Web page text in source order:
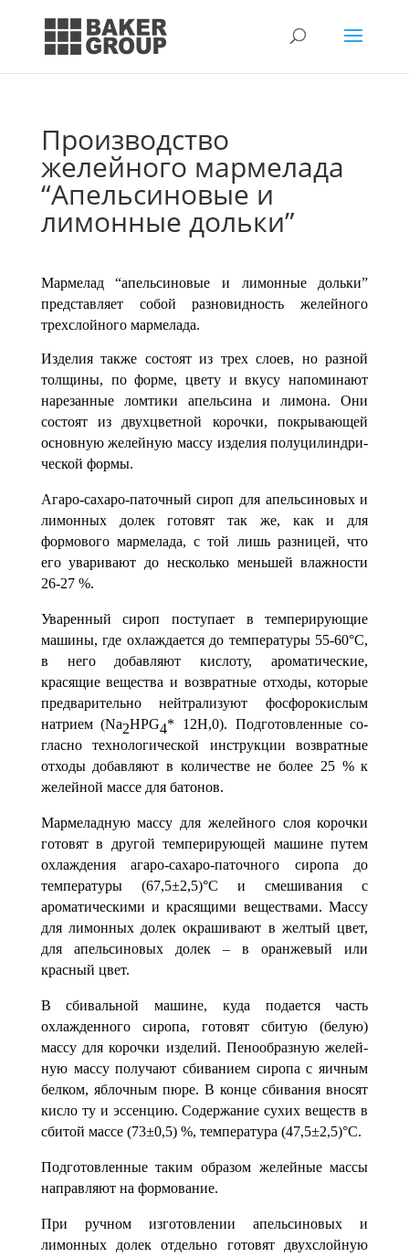
Производство
желейного мармелада
“Апельсиновые и
лимонные дольки”
Мармелад “апельсиновые и лимонные дольки”
представляет собой разновидность желейного
трехслойного мармелада.
Изделия также состо­ят из трех слоев, но разной
толщины, по форме, цвету и вкусу напоминают
нарезанные ломтики апельсина и лимона. Они
состоят из двухцветной ко­рочки, покрывающей
основную желейную массу изделия полуцилиндри­
ческой формы.
Агаро-сахаро-паточный сироп для апельсиновых и
лимонных долек готовят так же, как и для
формового мармелада, с той лишь разницей, что
его уваривают до несколько меньшей влажности
26-27 %.
Уваренный сироп поступает в темперирующие
машины, где охлажда­ется до температуры 55-60°С,
в него добавляют кислоту, ароматические,
красящие вещества и возвратные отходы, которые
предварительно нейт­рализуют фосфорокислым
натрием(Na2HPG4* 12Н,0). Подготовленные со­
гласно технологической инструкции возвратные
отходы добавляют в ко­личестве не более 25 % к
желейной массе для батонов.
Мармеладную массу для желейного слоя корочки
готовят в другой темперирующей машине путем
охлаждения агаро-сахаро-паточного сиро­па до
температуры (67,5±2,5)°С и смешивания с
ароматическими и крася­щими веществами. Массу
для лимонных долек окрашивают в желтый цвет,
для апельсиновых долек – в оранжевый или
красный цвет.
В сбивальной машине, куда подается часть
охлажденного сиропа, готовят сбитую (белую)
массу для корочки изделий. Пенообразную желей­
ную массу получают сбиванием сиропа с яичным
белком, яблочным пюре. В конце сбивания вносят
кисло ту и эссенцию. Содержание сухих веществ в
сбитой массе (73±0,5) %, температура (47,5±2,5)°С.
Подготовленные таким образом желейные массы
направляют на формование.
При ручном изготовлении апельсиновых и
лимонных долек отдельно готовят двухслойную